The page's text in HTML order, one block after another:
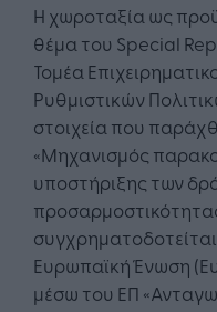
Η χωροταξία ως
θέμα του Special
Τομέα
Ρυθμιστικών
στοιχεία που
«Μηχανισμός
υποστήριξης των
Ευρωπαϊκή Ένωση
μέσω του ΕΠ